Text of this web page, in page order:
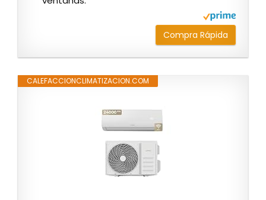
Compra Rápida
CALEFACCIONCLIMATIZACION.COM